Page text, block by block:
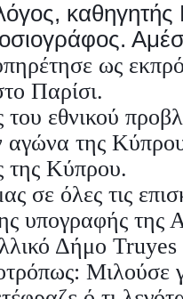
καθηγητής
ως
Παρίσι.
εθνικού
αγώνα της
της Κύπρου.
σε όλες τις
υπογραφής της
Δήμο Truyes
Μιλούσε